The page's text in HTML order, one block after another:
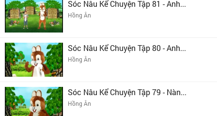
Sóc Nâu Kể Chuyện Tập 81 - Anh...
Hồng Ân
Sóc Nâu Kể Chuyện Tập 80 - Anh...
Hồng Ân
Sóc Nâu Kể Chuyện Tập 79 - Nàn...
Hồng Ân